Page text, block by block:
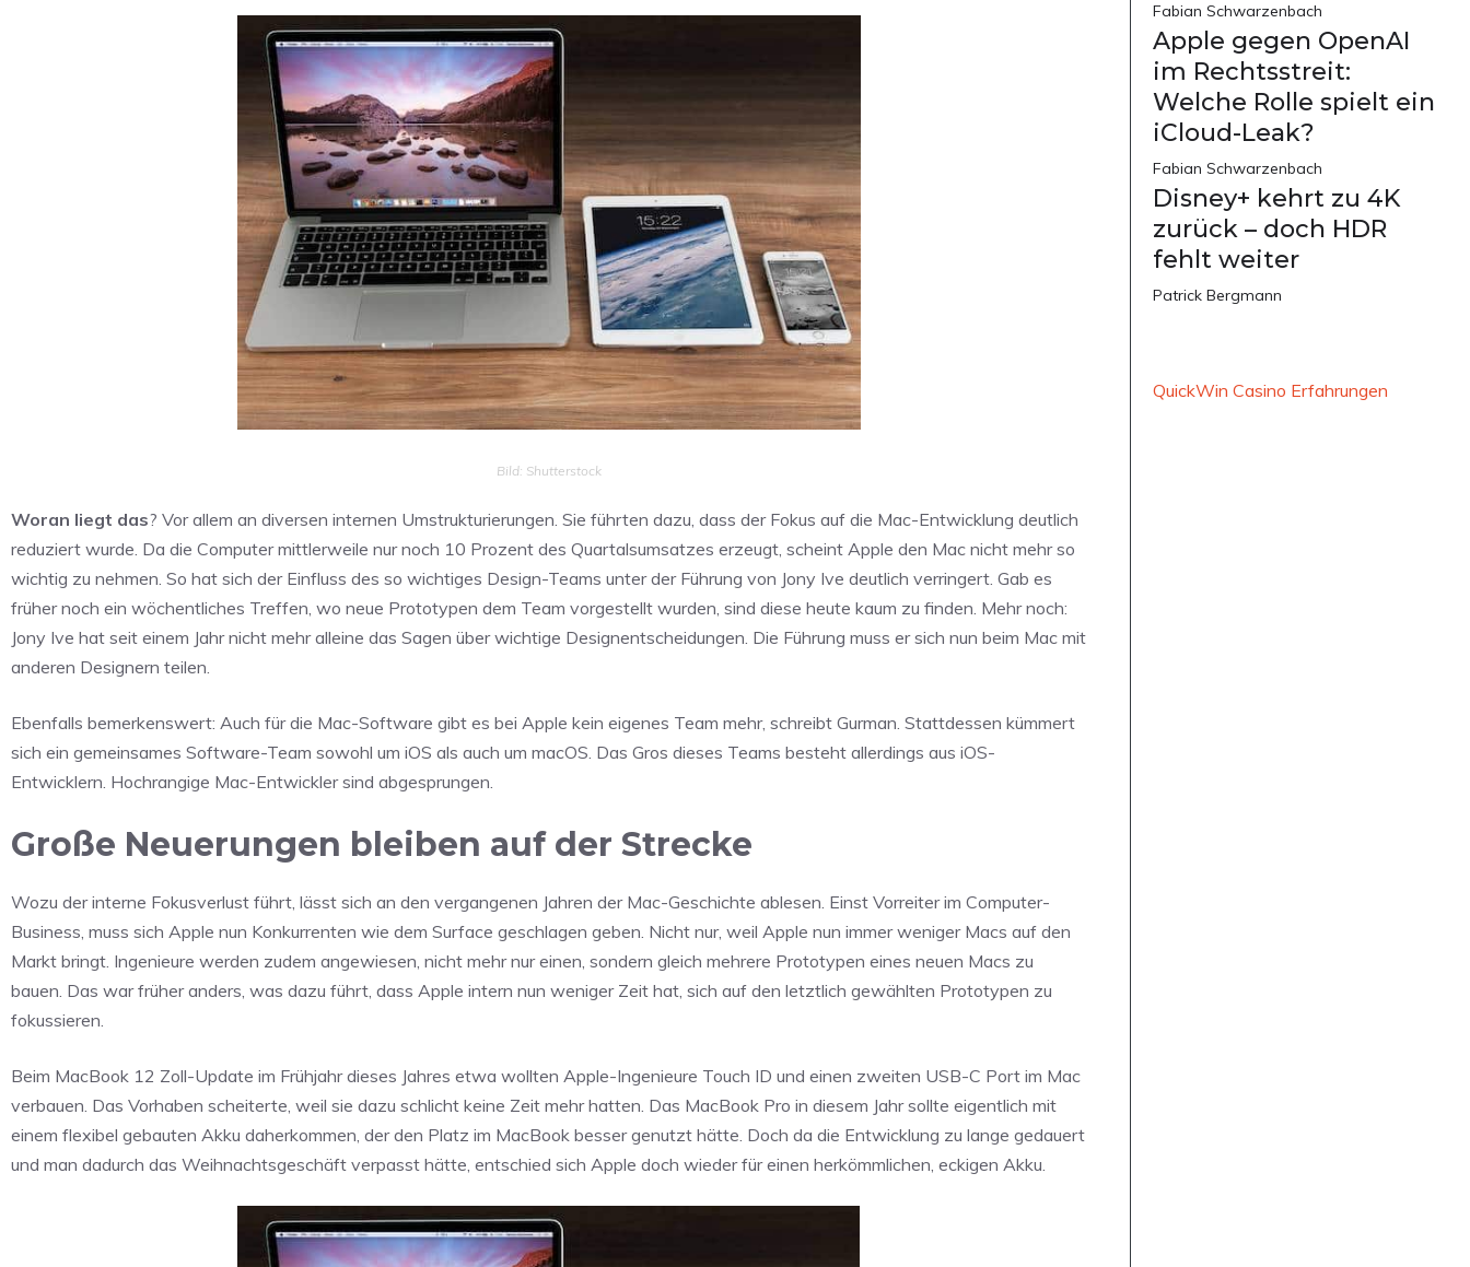
Bild: Shutterstock
Woran liegt das? Vor allem an diversen internen Umstrukturierungen. Sie führten dazu, dass der Fokus auf die Mac-Entwicklung deutlich
reduziert wurde. Da die Computer mittlerweile nur noch 10 Prozent des Quartalsumsatzes erzeugt, scheint Apple den Mac nicht mehr so
wichtig zu nehmen. So hat sich der Einfluss des so wichtiges Design-Teams unter der Führung von Jony Ive deutlich verringert. Gab es
früher noch ein wöchentliches Treffen, wo neue Prototypen dem Team vorgestellt wurden, sind diese heute kaum zu finden. Mehr noch:
Jony Ive hat seit einem Jahr nicht mehr alleine das Sagen über wichtige Designentscheidungen. Die Führung muss er sich nun beim Mac mit
anderen Designern teilen.
Ebenfalls bemerkenswert: Auch für die Mac-Software gibt es bei Apple kein eigenes Team mehr, schreibt Gurman. Stattdessen kümmert
sich ein gemeinsames Software-Team sowohl um iOS als auch um macOS. Das Gros dieses Teams besteht allerdings aus iOS-
Entwicklern. Hochrangige Mac-Entwickler sind abgesprungen.
Große Neuerungen bleiben auf der Strecke
Wozu der interne Fokusverlust führt, lässt sich an den vergangenen Jahren der Mac-Geschichte ablesen. Einst Vorreiter im Computer-
Business, muss sich Apple nun Konkurrenten wie dem Surface geschlagen geben. Nicht nur, weil Apple nun immer weniger Macs auf den
Markt bringt. Ingenieure werden zudem angewiesen, nicht mehr nur einen, sondern gleich mehrere Prototypen eines neuen Macs zu
bauen. Das war früher anders, was dazu führt, dass Apple intern nun weniger Zeit hat, sich auf den letztlich gewählten Prototypen zu
fokussieren.
Beim MacBook 12 Zoll-Update im Frühjahr dieses Jahres etwa wollten Apple-Ingenieure Touch ID und einen zweiten USB-C Port im Mac
verbauen. Das Vorhaben scheiterte, weil sie dazu schlicht keine Zeit mehr hatten. Das MacBook Pro in diesem Jahr sollte eigentlich mit
einem flexibel gebauten Akku daherkommen, der den Platz im MacBook besser genutzt hätte. Doch da die Entwicklung zu lange gedauert
und man dadurch das Weihnachtsgeschäft verpasst hätte, entschied sich Apple doch wieder für einen herkömmlichen, eckigen Akku.
Fabian Schwarzenbach
Apple gegen OpenAI
im Rechtsstreit:
Welche Rolle spielt ein
iCloud-Leak?
Fabian Schwarzenbach
Disney+ kehrt zu 4K
zurück – doch HDR
fehlt weiter
Patrick Bergmann
QuickWin Casino Erfahrungen